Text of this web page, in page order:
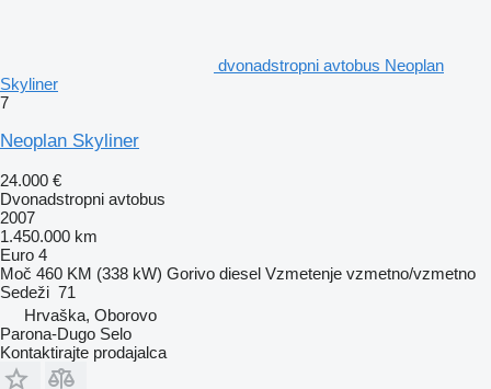
dvonadstropni avtobus Neoplan
Skyliner
7
Neoplan Skyliner
24.000 €
Dvonadstropni avtobus
2007
1.450.000 km
Euro 4
Moč 460 KM (338 kW) Gorivo diesel Vzmetenje vzmetno/vzmetno
Sedeži 71
Hrvaška, Oborovo
Parona-Dugo Selo
Kontaktirajte prodajalca